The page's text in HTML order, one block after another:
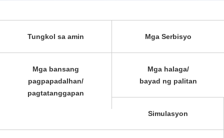
Tungkol sa amin Mga Serbisyo
Mga bansang
pagpapadalhan/
pagtatanggapan
Mga halaga/
bayad ng palitan
Simulasyon